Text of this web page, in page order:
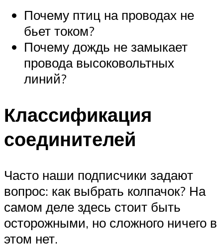
Почему птиц на проводах не
бьет током?
Почему дождь не замыкает
провода высоковольтных
линий?
Классификация
соединителей
Часто наши подписчики задают
вопрос: как выбрать колпачок? На
самом деле здесь стоит быть
осторожными, но сложного ничего в
этом нет.